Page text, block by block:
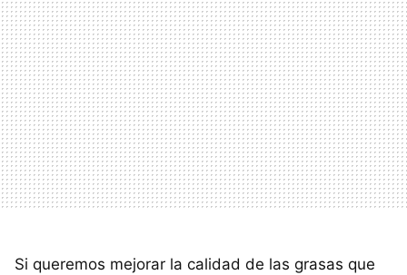
Si queremos mejorar la calidad de las grasas que